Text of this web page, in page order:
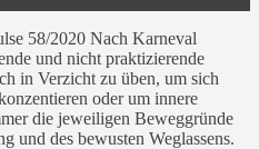
58/2020 Nach Karneval
und nicht praktizierende
in Verzicht zu üben, um sich
oder um innere
die jeweiligen Beweggründe
und des bewusten Weglassens.